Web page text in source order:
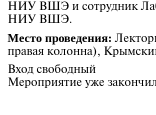
НИУ ВШЭ и сотрудник
НИУ ВШЭ.
Место проведения:
правая колонна),
Вход свободный
Мероприятие уже